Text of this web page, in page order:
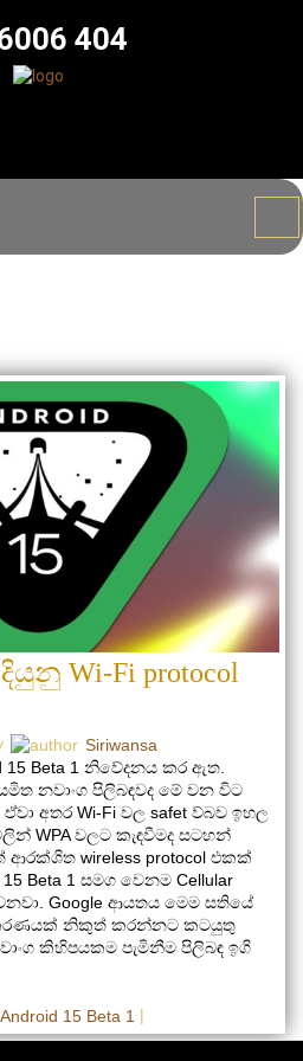
404
Wi-Fi protocol
Siriwansa
15 Beta 1 නිවේදනය කර ඇත.
නවාංග පිලිබඳවද මේ වන විට
අතර Wi-Fi වල safet ව්බව ඉහල
WPA වලට කැඳවීමද සටහන්
wireless protocol එකක්
Beta 1 සමග වෙනම Cellular
Google ආයතය මෙම සතියේ
නිකුත් කරන්නට කටයුතු
කිහිපයකම පැමිනීම පිලිබඳ ඉගි
Android 15 Beta 1 |